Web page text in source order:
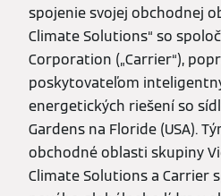
spojenie svojej obchodnej
Climate Solutions“ so
Corporation („Carrier“),
poskytovateľom
energetických riešení so
Gardens na Floride (USA).
obchodné oblasti skupiny
Climate Solutions a Carrier